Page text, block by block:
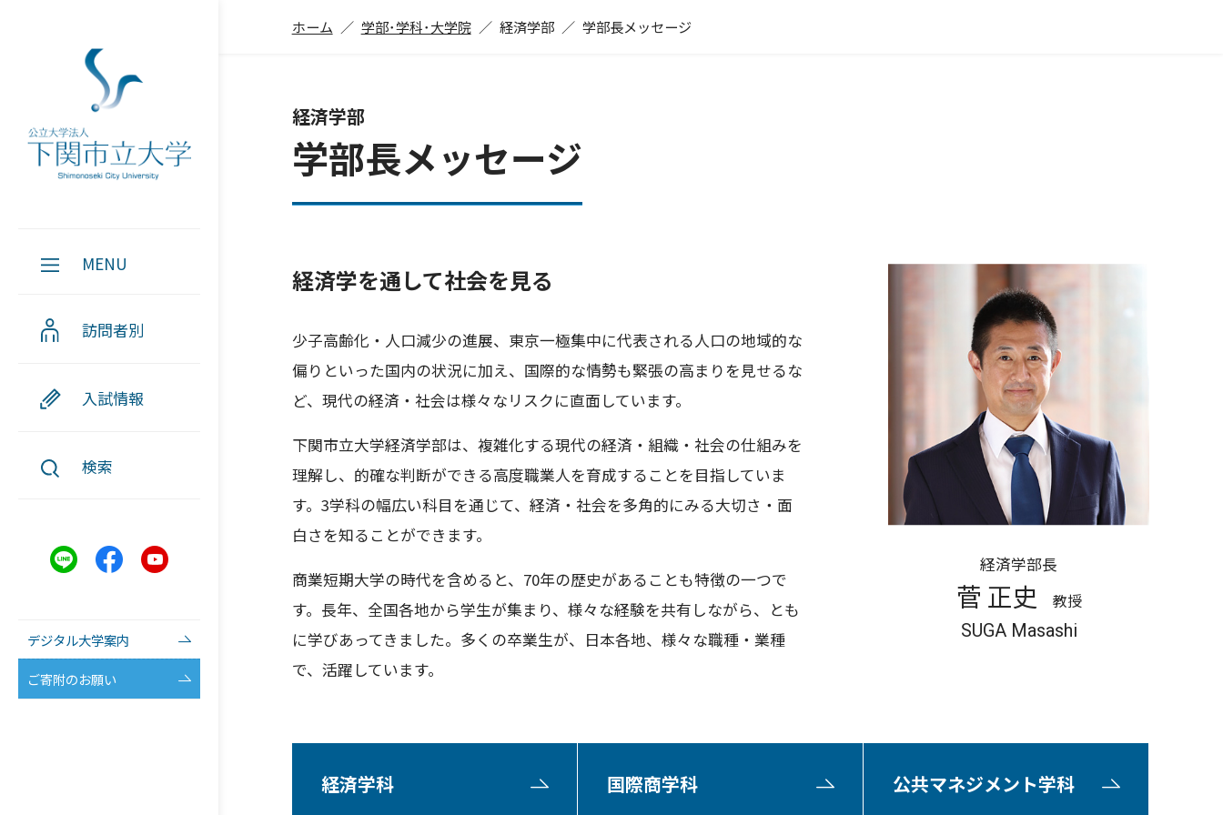
MENU
訪問者別
入試情報
検索
デジタル大学案内
ご寄附のお願い
ホーム 学部･学科･大学院 経済学部 学部長メッセージ
経済学部
学部長メッセージ
経済学部長
菅 正史
教授
SUGA Masashi
経済学を通して社会を見る
少子高齢化・人口減少の進展、東京一極集中に代表される人口の地域的な
偏りといった国内の状況に加え、国際的な情勢も緊張の高まりを見せるな
ど、現代の経済・社会は様々なリスクに直面しています。
下関市立大学経済学部は、複雑化する現代の経済・組織・社会の仕組みを
理解し、的確な判断ができる高度職業人を育成することを目指していま
す。3学科の幅広い科目を通じて、経済・社会を多角的にみる大切さ・面
白さを知ることができます。
商業短期大学の時代を含めると、70年の歴史があることも特徴の一つで
す。長年、全国各地から学生が集まり、様々な経験を共有しながら、とも
に学びあってきました。多くの卒業生が、日本各地、様々な職種・業種
で、活躍しています。
経済学科 国際商学科 公共マネジメント学科